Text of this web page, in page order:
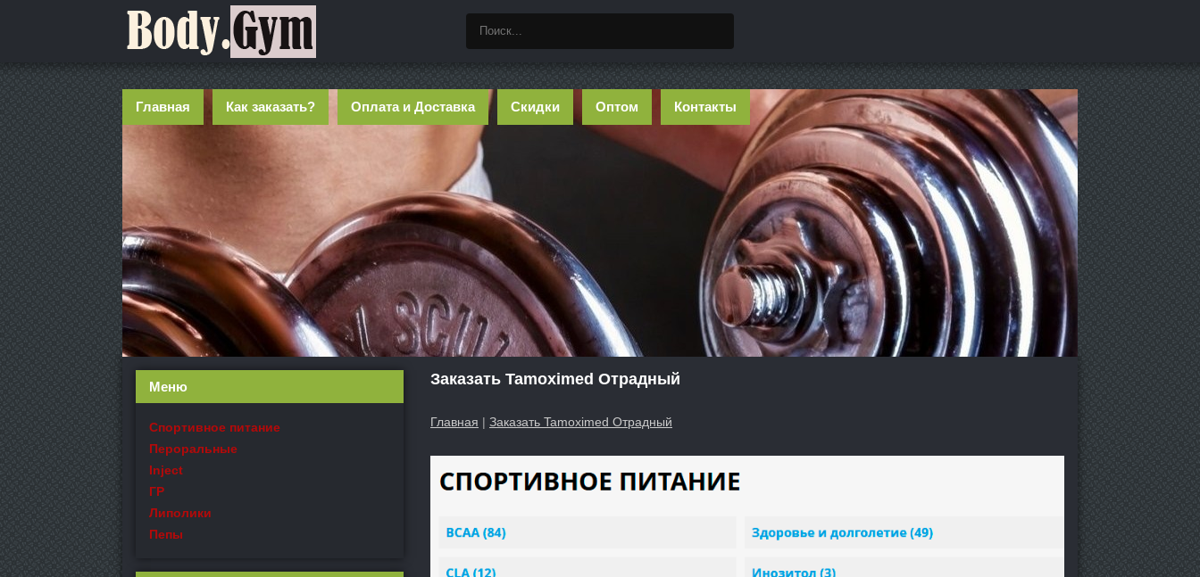
Главная Как заказать? Оплата и Доставка Скидки Оптом Контакты
Заказать Tamoximed Отрадный
Главная | Заказать Tamoximed Отрадный
Меню
Спортивное питание
Пероральные
Inject
ГР
Липолики
Пепы